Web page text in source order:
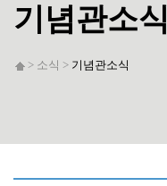
기념관소식
> 소식 > 기념관소식